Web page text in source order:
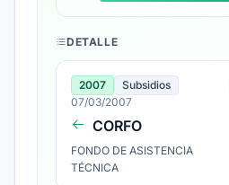
DETALLE
2007
Subsidios
07/03/2007
CORFO
FONDO DE ASISTENCIA
TÉCNICA